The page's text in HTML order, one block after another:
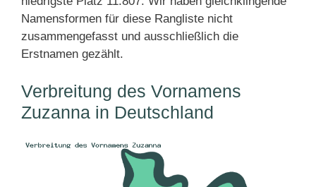
Namensformen für diese Rangliste nicht
zusammengefasst und ausschließlich die
Erstnamen gezählt.
Verbreitung des Vornamens
Zuzanna in Deutschland